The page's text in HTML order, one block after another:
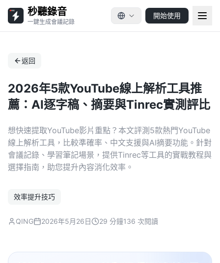
秒聽錄音
一鍵生成會議記錄
開始使用
返回
2026年5款YouTube線上解析工具推
薦：AI逐字稿、摘要與Tinrec實測評比
想快速提取YouTube影片重點？本文評測5款熱門YouTube
線上解析工具，比較準確率、中文支援與AI摘要功能。針對
會議記錄、學習筆記場景，提供Tinrec等工具的實戰教程與
選擇指南，助您提升內容消化效率。
效率提升技巧
QING 2026年5月26日 29 分鐘136 次閱讀